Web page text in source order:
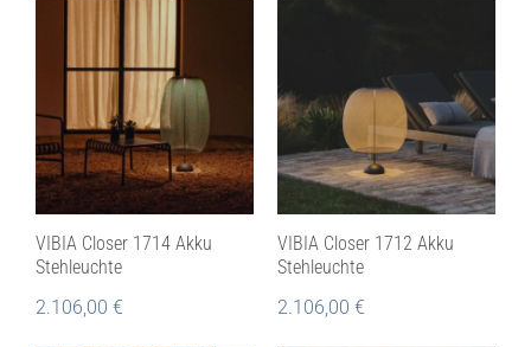
VIBIA Closer 1714 Akku
Stehleuchte
2.106,00 €
VIBIA Closer 1712 Akku
Stehleuchte
2.106,00 €